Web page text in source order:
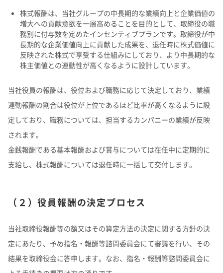
株式報酬は、当社グループの中長期的な業績向上と企業価値の
増大への貢献意欲を一層高めることを目的として、取締役の職
務別に付与数を定めたインセンティブプランです。取締役が中
長期的な企業価値向上に貢献した成果を、退任時に株式価値に
反映された株式で享受する仕組みにしており、より中長期的な
株主価値との連動性が高くなるように設計しています。
当社役員の報酬は、役位および職務に応じて決定しており、業績
連動報酬の割合は役位が上位であるほど比率が高くなるように設
定しており、職務については、担当するカンパニーの業績が反映
されます。
金銭報酬である基本報酬および賞与については在任中に定期的に
支給し、株式報酬については退任時に一括して交付します。
（２）役員報酬の決定プロセス
当社取締役報酬等の額又はその算定方法の決定に関する方針の決
定にあたり、予め指名・報酬等諮問委員会にて審議を行い、その
結果を取締役会に答申します。なお、指名・報酬等諮問委員会に